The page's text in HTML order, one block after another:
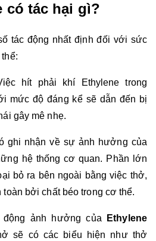
có tác hại gì?
tác động nhất định đối với sức
hít phải khí Ethylene trong
mức độ đáng kể sẽ dẫn đến bị
gây mê nhẹ.
ghi nhận về sự ảnh hưởng của
hệ thống cơ quan. Phần lớn
bỏ ra bên ngoài bằng việc thở,
toàn bởi chất béo trong cơ thể.
động ảnh hưởng của
Ethylene
sẽ có các biểu hiện như thở